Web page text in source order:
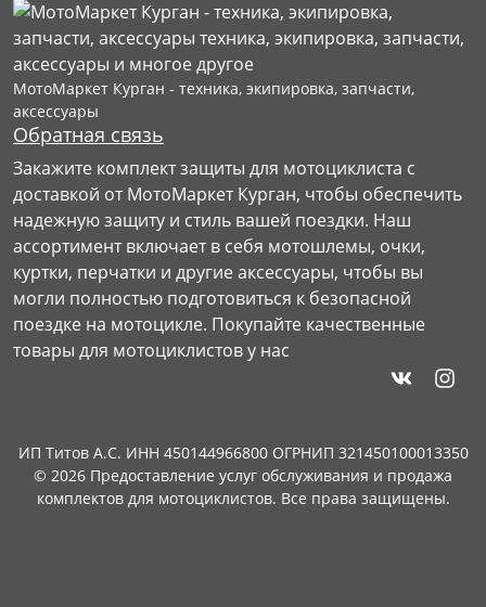
МотоМаркет Курган - техника, экипировка, запчасти,
аксессуары
Обратная связь
Закажите комплект защиты для мотоциклиста с
доставкой от МотоМаркет Курган, чтобы обеспечить
надежную защиту и стиль вашей поездки. Наш
ассортимент включает в себя мотошлемы, очки,
куртки, перчатки и другие аксессуары, чтобы вы
могли полностью подготовиться к безопасной
поездке на мотоцикле. Покупайте качественные
товары для мотоциклистов у нас
ИП Титов А.С. ИНН 450144966800 ОГРНИП 321450100013350
© 2026 Предоставление услуг обслуживания и продажа
комплектов для мотоциклистов. Все права защищены.